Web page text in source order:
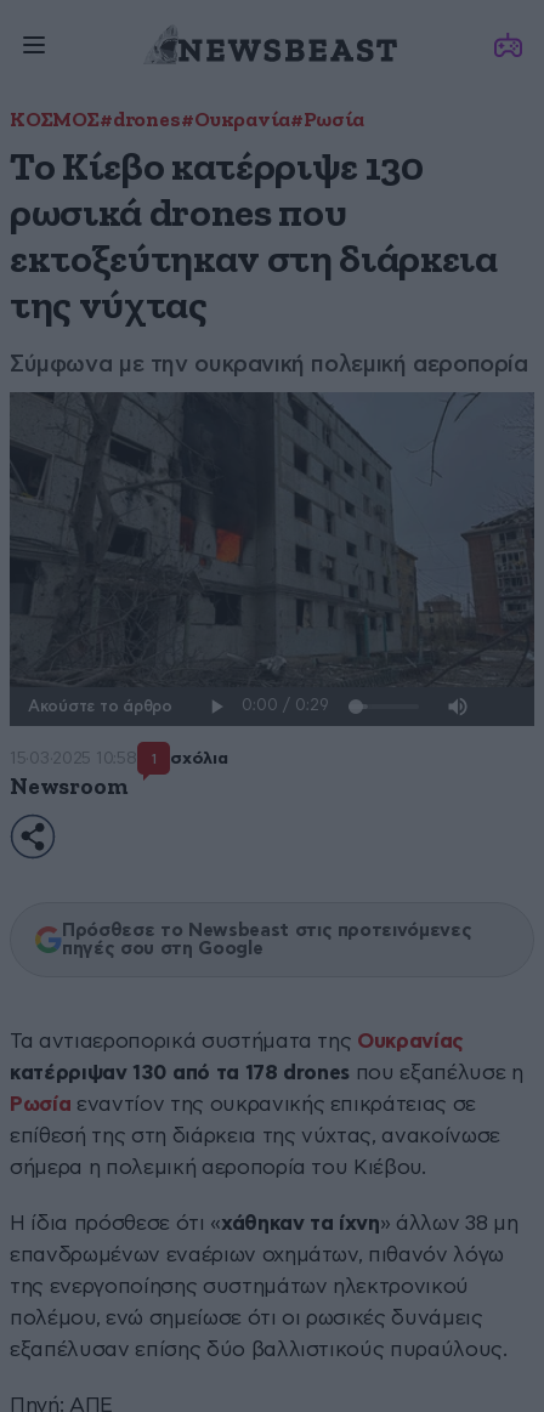
ΚΟΣΜΟΣ#drones#Ουκρανία#Ρωσία
Το Κίεβο κατέρριψε 130
ρωσικά drones που
εκτοξεύτηκαν στη διάρκεια
της νύχτας
Σύμφωνα με την ουκρανική πολεμική αεροπορία
Ακούστε το άρθρο
15·03·2025 10:58 1 σχόλια
Newsroom
Πρόσθεσε το Newsbeast στις προτεινόμενες
πηγές σου στη Google
Τα αντιαεροπορικά συστήματα της Ουκρανίας
κατέρριψαν 130 από τα 178 drones που εξαπέλυσε η
Ρωσία εναντίον της ουκρανικής επικράτειας σε
επίθεσή της στη διάρκεια της νύχτας, ανακοίνωσε
σήμερα η πολεμική αεροπορία του Κιέβου.
Η ίδια πρόσθεσε ότι «χάθηκαν τα ίχνη» άλλων 38 μη
επανδρωμένων εναέριων οχημάτων, πιθανόν λόγω
της ενεργοποίησης συστημάτων ηλεκτρονικού
πολέμου, ενώ σημείωσε ότι οι ρωσικές δυνάμεις
εξαπέλυσαν επίσης δύο βαλλιστικούς πυραύλους.
Πηγή: ΑΠΕ